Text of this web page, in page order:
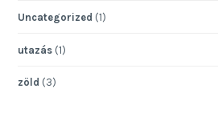
Uncategorized (1)
utazás (1)
zöld (3)